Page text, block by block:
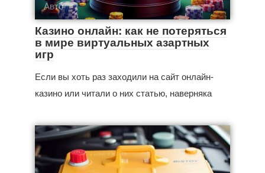
Авто
Казино онлайн: как не потеряться
в мире виртуальных азартных
игр
Если вы хоть раз заходили на сайт онлайн-
казино или читали о них статью, наверняка